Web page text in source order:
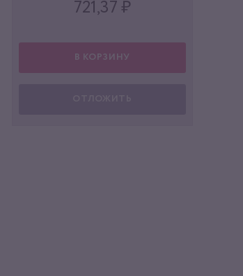
721,37 ₽
В КОРЗИНУ